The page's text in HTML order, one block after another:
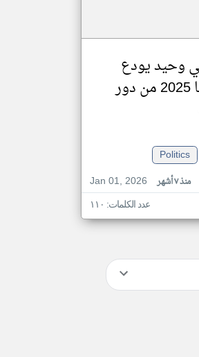
وحيد يودع
كأس إفريقيا 2025 من دور
Politics
Jan 01, 2026
منذ ٧ أشهر
عدد الكلمات: ١١٠